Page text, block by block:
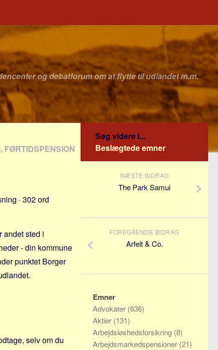
og debatforum om at flytte til udlandet m.m.
FØRTIDSPENSION
· 302 ord
andet sted i
- din kommune
punktet Borger
selv om du
Søg videre i...
Beslægtede emner
NÆSTE BIDRAG
The Park Samui
FOREGÅENDE BIDRAG
Arfelt & Co.
Emner
Advokater (636)
Aktier (131)
Arbejdsløshedsforsikring (8)
Arbejdsmarkedspensioner (21)